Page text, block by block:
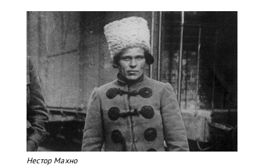
Нестор Махно